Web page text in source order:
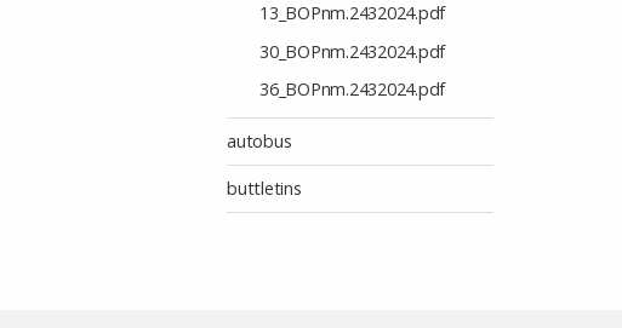
13_BOPnm.2432024.pdf
30_BOPnm.2432024.pdf
36_BOPnm.2432024.pdf
autobus
buttletins